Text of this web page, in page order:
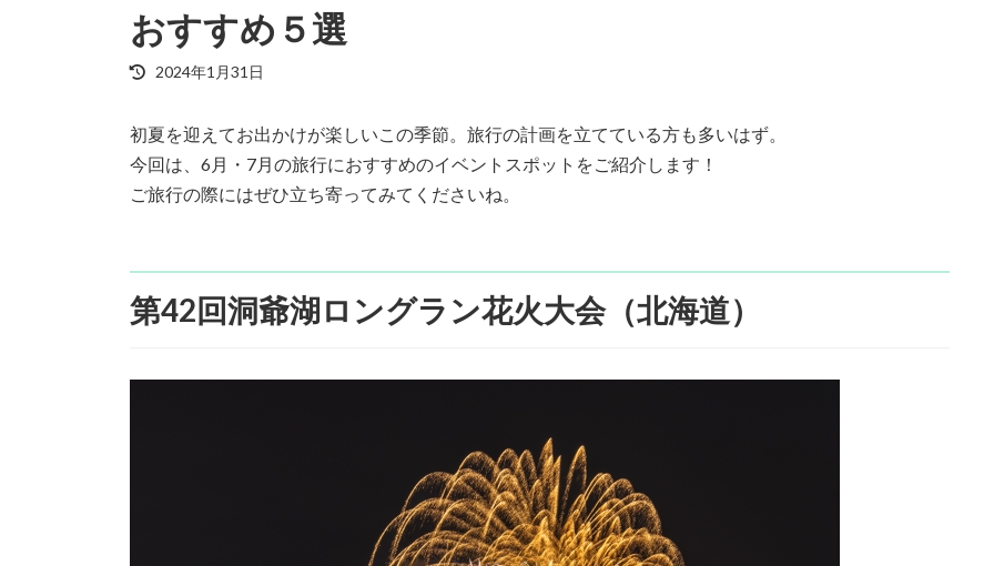
おすすめ５選
最
新
日
時
:
2024年1月31日
初夏を迎えてお出かけが楽しいこの季節。旅行の計画を立てている方も多いはず。
今回は、6月・7月の旅行におすすめのイベントスポットをご紹介します！
ご旅行の際にはぜひ立ち寄ってみてくださいね。
第42回洞爺湖ロングラン花火大会（北海道）